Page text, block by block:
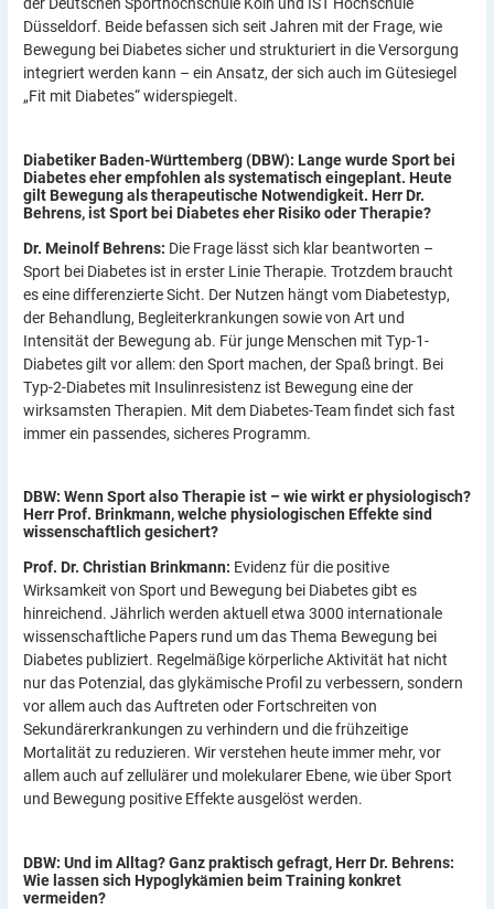
Düsseldorf. Beide befassen sich seit Jahren mit der Frage, wie
Bewegung bei Diabetes sicher und strukturiert in die Versorgung
integriert werden kann – ein Ansatz, der sich auch im Gütesiegel
„Fit mit Diabetes“ widerspiegelt.
Diabetiker Baden-Württemberg (DBW): Lange wurde Sport bei
Diabetes eher empfohlen als systematisch eingeplant. Heute
gilt Bewegung als therapeutische Notwendigkeit. Herr Dr.
Behrens, ist Sport bei Diabetes eher Risiko oderTherapie?
Dr. Meinolf Behrens: Die Frage lässt sich klar beantworten –
Sport bei Diabetes ist in erster Linie Therapie. Trotzdem braucht
es eine differenzierte Sicht. Der Nutzen hängt vom Diabetestyp,
der Behandlung, Begleiterkrankungen sowie von Art und
Intensität der Bewegung ab. Für junge Menschen mit Typ-1-
Diabetes gilt vor allem: den Sport machen, der Spaß bringt. Bei
Typ-2-Diabetes mit Insulinresistenz ist Bewegung eine der
wirksamsten Therapien. Mit dem Diabetes-Team findet sich fast
immer ein passendes, sicheres Programm.
DBW: Wenn Sport also Therapie ist – wie wirkt er physiologisch?
Herr Prof. Brinkmann, welche physiologischen Effekte sind
wissenschaftlich gesichert?
Prof. Dr. Christian Brinkmann: Evidenz für die positive
Wirksamkeit von Sport und Bewegung bei Diabetes gibt es
hinreichend. Jährlich werden aktuell etwa 3000 internationale
wissenschaftliche Papers rund um das Thema Bewegung bei
Diabetes publiziert. Regelmäßige körperliche Aktivität hat nicht
nur das Potenzial, das glykämische Profil zu verbessern, sondern
vor allem auch das Auftreten oder Fortschreiten von
Sekundärerkrankungen zu verhindern und die frühzeitige
Mortalität zu reduzieren. Wir verstehen heute immer mehr, vor
allem auch auf zellulärer und molekularer Ebene, wie über Sport
und Bewegung positive Effekte ausgelöst werden.
DBW: Und im Alltag? Ganz praktisch gefragt, Herr Dr. Behrens:
Wie lassen sich Hypoglykämien beim Training konkret
vermeiden?